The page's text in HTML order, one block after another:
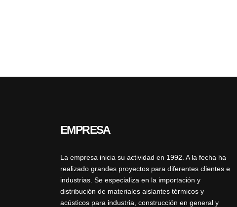
EMPRESA
La empresa inicia su actividad en 1992. A la fecha ha
realizado grandes proyectos para diferentes clientes e
industrias. Se especializa en la importación y
distribución de materiales aislantes térmicos y
acústicos para industria, construcción en general y